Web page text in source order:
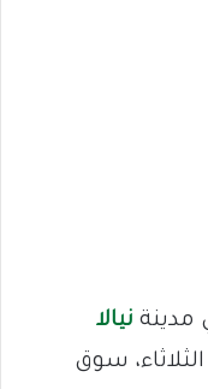
مدينة نيالا
سوق